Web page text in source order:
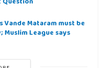
Vande Mataram must be
Muslim League says